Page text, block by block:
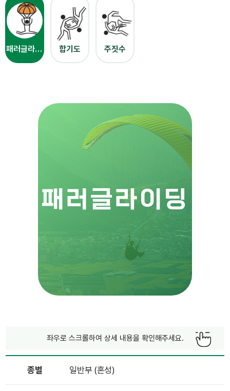
패러글라이딩 합기도 주짓수
좌우로 스크롤하여 상세 내용을 확인해주세요.
종별 일반부 (혼성)